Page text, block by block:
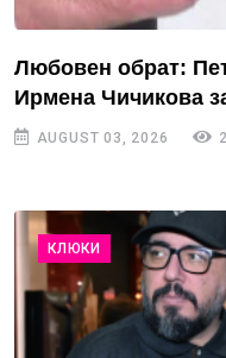
Любовен обрат:
Ирмена Чичикова
AUGUST 03, 2026
КЛЮКИ